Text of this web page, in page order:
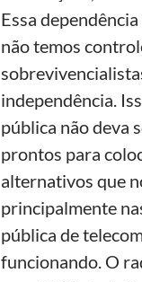
Essa
não temos
independência.
pública não deva
prontos para
alternativos que
principalmente
pública de
funcionando. O